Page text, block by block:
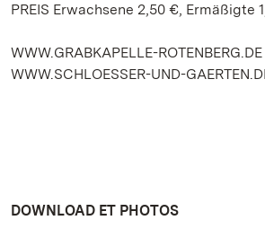
PREIS Erwachsene 2,50 €, Ermäßigte
WWW.GRABKAPELLE-ROTENBERG.DE
WWW.SCHLOESSER-UND-
DOWNLOAD ET PHOTOS